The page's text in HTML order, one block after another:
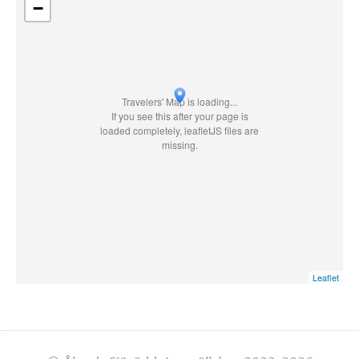
Travelers' Map is loading...
If you see this after your page is
loaded completely, leafletJS files are
missing.
−
Leaflet